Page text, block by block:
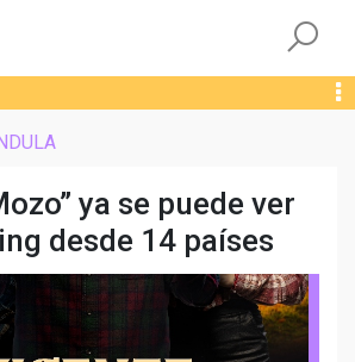
ya se puede ver
desde 14 países